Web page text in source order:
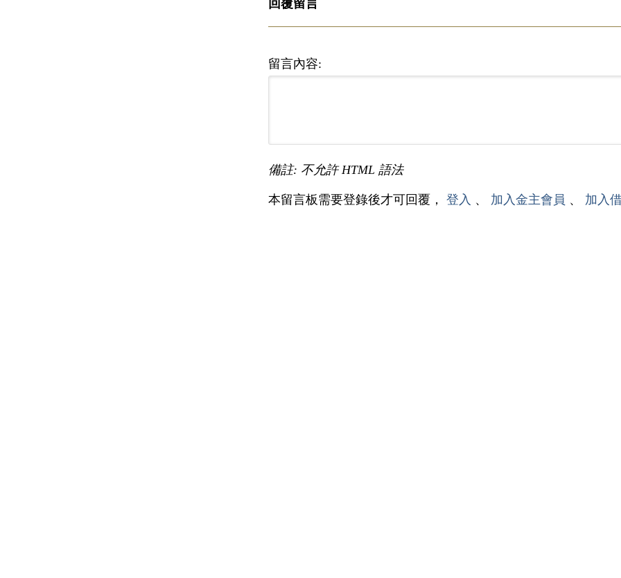
回覆留言
留言內容:
備註: 不允許 HTML 語法
本留言板需要登錄後才可回覆， 登入 、 加入金主會員 、 加入